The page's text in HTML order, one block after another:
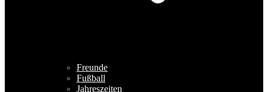
Freunde
Fußball
Jahreszeiten